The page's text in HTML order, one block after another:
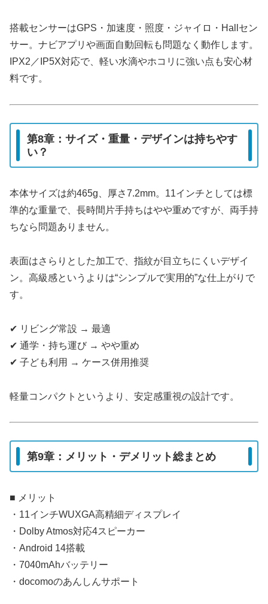
搭載センサーはGPS・加速度・照度・ジャイロ・Hallセン
サー。ナビアプリや画面自動回転も問題なく動作します。
IPX2／IP5X対応で、軽い水滴やホコリに強い点も安心材
料です。
第8章：サイズ・重量・デザインは持ちやす
い？
本体サイズは約465g、厚さ7.2mm。11インチとしては標
準的な重量で、長時間片手持ちはやや重めですが、両手持
ちなら問題ありません。
表面はさらりとした加工で、指紋が目立ちにくいデザイ
ン。高級感というよりは“シンプルで実用的”な仕上がりで
す。
✔ リビング常設 → 最適
✔ 通学・持ち運び → やや重め
✔ 子ども利用 → ケース併用推奨
軽量コンパクトというより、安定感重視の設計です。
第9章：メリット・デメリット総まとめ
■ メリット
・11インチWUXGA高精細ディスプレイ
・Dolby Atmos対応4スピーカー
・Android 14搭載
・7040mAhバッテリー
・docomoのあんしんサポート